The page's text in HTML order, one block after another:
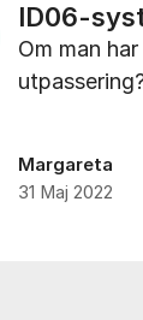
ID06-
Om man
Margareta
31 Maj 2022